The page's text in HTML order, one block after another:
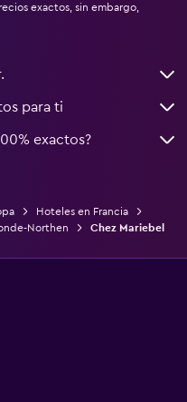
exactos, sin embargo,
para ti
exactos?
Hoteles en Francia
Northen Chez Mariebel